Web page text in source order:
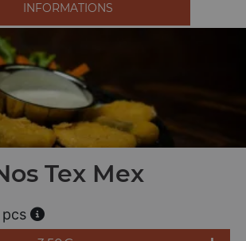
INFORMATIONS
Tex Mex